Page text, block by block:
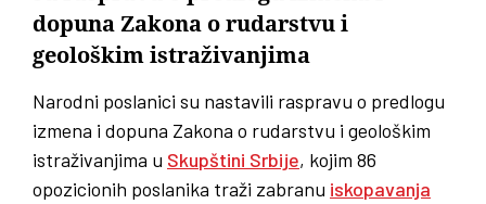
dopuna Zakona o rudarstvu i
geološkim istraživanjima
Narodni poslanici su nastavili raspravu o predlogu
izmena i dopuna Zakona o rudarstvu i geološkim
istraživanjima u Skupštini Srbije, kojim 86
opozicionih poslanika traži zabranu iskopavanja